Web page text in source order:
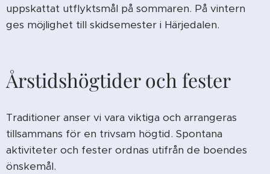
uppskattat utflyktsmål på sommaren. På vintern
ges möjlighet till skidsemester i Härjedalen.
Årstidshögtider och fester
Traditioner anser vi vara viktiga och arrangeras
tillsammans för en trivsam högtid. Spontana
aktiviteter och fester ordnas utifrån de boendes
önskemål.